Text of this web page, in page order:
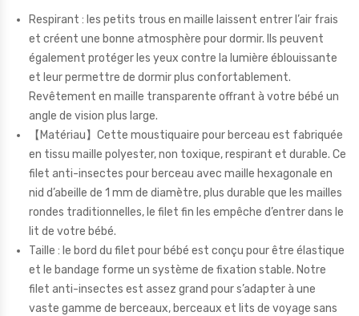
Respirant : les petits trous en maille laissent entrer l’air frais
et créent une bonne atmosphère pour dormir. Ils peuvent
également protéger les yeux contre la lumière éblouissante
et leur permettre de dormir plus confortablement.
Revêtement en maille transparente offrant à votre bébé un
angle de vision plus large.
【Matériau】Cette moustiquaire pour berceau est fabriquée
en tissu maille polyester, non toxique, respirant et durable. Ce
filet anti-insectes pour berceau avec maille hexagonale en
nid d’abeille de 1 mm de diamètre, plus durable que les mailles
rondes traditionnelles, le filet fin les empêche d’entrer dans le
lit de votre bébé.
Taille : le bord du filet pour bébé est conçu pour être élastique
et le bandage forme un système de fixation stable. Notre
filet anti-insectes est assez grand pour s’adapter à une
vaste gamme de berceaux, berceaux et lits de voyage sans